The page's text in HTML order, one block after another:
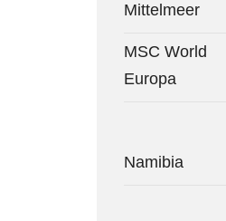
Mittelmeer
MSC World
Europa
Namibia